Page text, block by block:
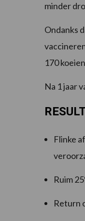
minder
Ondanks
170
Na 1 jaar
Flinke
Ruim
Return